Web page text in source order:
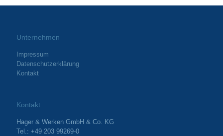
Unternehmen
Impressum
Datenschutzerklärung
Kontakt
Kontakt
Hager & Werken GmbH & Co. KG
Tel.: +49 203 99269-0